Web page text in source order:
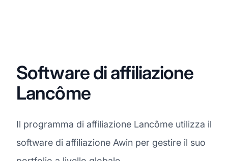
Software di affiliazione
Lancôme
Il programma di affiliazione Lancôme utilizza il
software di affiliazione Awin per gestire il suo